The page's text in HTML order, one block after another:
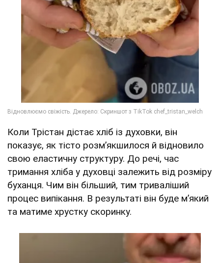
Коли Трістан дістає хліб із духовки, він
показує, як тісто розм’якшилося й відновило
свою еластичну структуру. До речі, час
тримання хліба у духовці залежить від розміру
буханця. Чим він більший, тим триваліший
процес випікання. В результаті він буде м’який
та матиме хрустку скоринку.